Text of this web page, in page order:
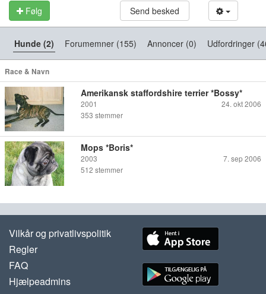
Følg Send besked
Hunde (2) Forumemner (155) Annoncer (0) Udfordringer
Race & Navn
Amerikansk staffordshire terrier *Bossy*
2001
24. okt 2006
353 stemmer
Mops *Boris*
2003
7. sep 2006
512 stemmer
Vilkår og privatlivspolitik
Regler
FAQ
Hjælpeadmins